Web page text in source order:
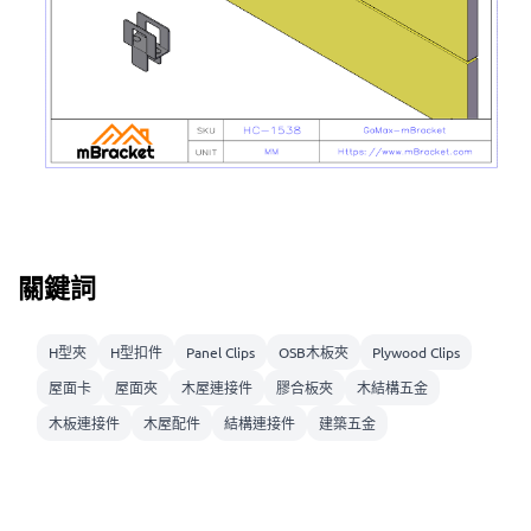
關鍵詞
H型夾 H型扣件 Panel Clips OSB木板夾
Plywood Clips
屋面卡
屋面夾 木屋連接件 膠合板夾
木結構五金
木板連接件
木屋配件 結構連接件 建築五金